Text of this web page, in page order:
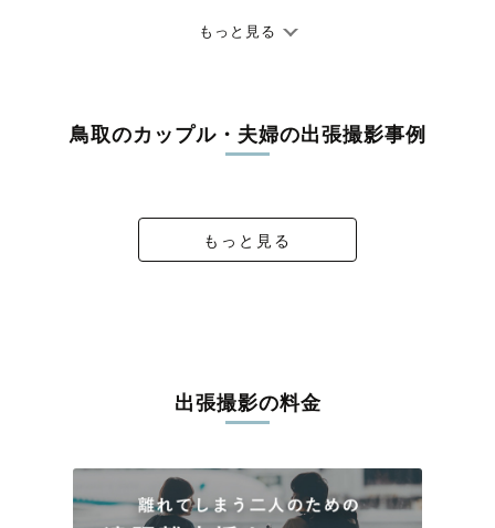
ありのままの空気感を大切に、何十年経っても見返したくなるよ
料金は全国どこでも一律。わかりやすく安心の価格設定です。オ
リジナルの研修と厳正な審査に合格し、撮影技術やホスピタリテ
出会えます。まずは、ラブグラフの撮影事例
もっと見る
鳥取のカップル・夫婦の出張撮影事例
もっと見る
出張撮影の料金